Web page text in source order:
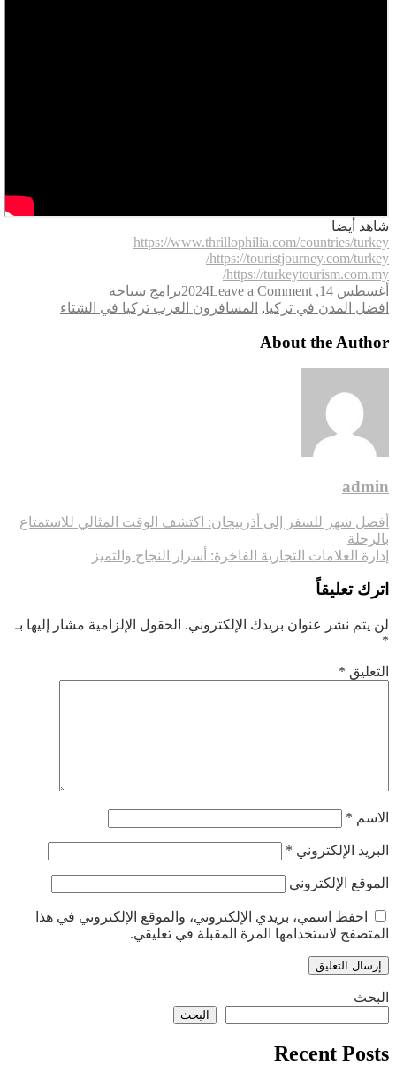
شاهد أيضا
https://www.thrillophilia.com/countries/turkey
https://touristjourney.com/turkey/
https://turkeytourism.com.my/
أغسطس 14, 2024
Leave a Comment
on
استمتع
برامج سياحة
Tags
افضل المدن في تركيا, المسافرون العرب تركيا في الشتاء
About the Author
admin
تصفّح
المقالات
أفضل شهر للسفر إلى أذربيجان: اكتشف الوقت المثالي للاستمتاع
بالرحلة
إدارة العلامات التجارية الفاخرة: أسرار النجاح والتميز
اترك تعليقاً
لن يتم نشر عنوان بريدك الإلكتروني. الحقول الإلزامية مشار إليها بـ
*
التعليق *
الاسم *
البريد الإلكتروني *
الموقع الإلكتروني
احفظ اسمي، بريدي الإلكتروني، والموقع الإلكتروني في هذا
المتصفح لاستخدامها المرة المقبلة في تعليقي.
البحث
البحث
Recent Posts